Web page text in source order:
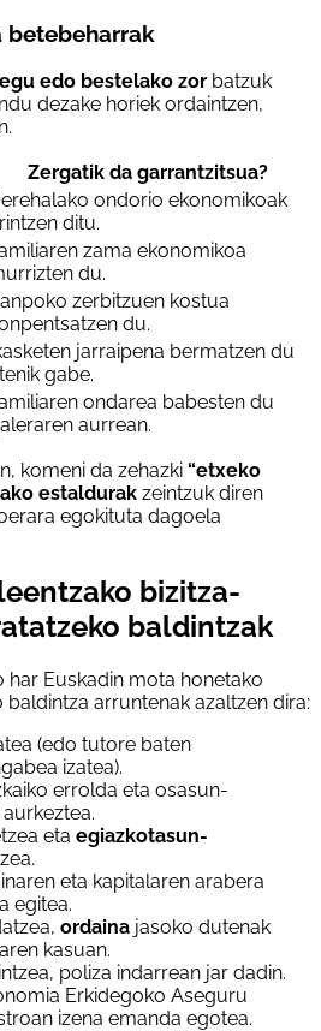
betebeharrak
edo bestelako zor batzuk
dezake horiek ordaintzen,
Zergatik da garrantzitsua?
ondorio ekonomikoak
ditu.
zama ekonomikoa
du.
zerbitzuen kostua
du.
jarraipena bermatzen du
gabe.
ondarea babesten du
aurrean.
komeni da zehazki “etxeko
estaldurak zeintzuk diren
egokituta dagoela
bizitza-
baldintzak
har Euskadin mota honetako
arruntenak azaltzen dira:
(edo tutore baten
izatea).
errolda eta osasun-
eta egiazkotasun-
eta kapitalaren arabera
egitea.
ordaina jasoko dutenak
kasuan.
poliza indarrean jar dadin.
Erkidegoko Aseguru
izena emanda egotea.